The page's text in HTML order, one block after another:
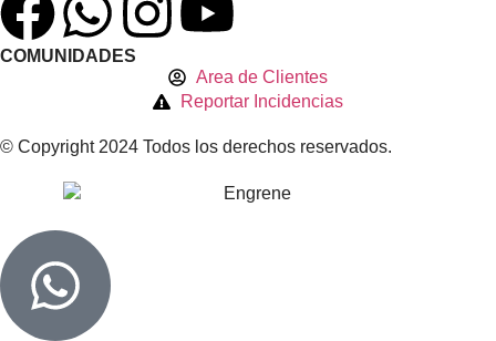
COMUNIDADES
Area de Clientes
Reportar Incidencias
© Copyright 2024 Todos los derechos reservados.